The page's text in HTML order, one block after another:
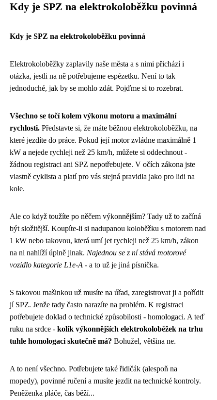
Kdy je SPZ na elektrokoloběžku povinná
Kdy je SPZ na elektrokoloběžku povinná
Elektrokoloběžky zaplavily naše města a s nimi přichází i
otázka, jestli na ně potřebujeme espézetku. Není to tak
jednoduché, jak by se mohlo zdát. Pojďme si to rozebrat.
Všechno se točí kolem výkonu motoru a maximální
rychlosti. Představte si, že máte běžnou elektrokoloběžku, na
které jezdíte do práce. Pokud její motor zvládne maximálně 1
kW a nejede rychleji než 25 km/h, můžete si oddechnout -
žádnou registraci ani SPZ nepotřebujete. V očích zákona jste
vlastně cyklista a platí pro vás stejná pravidla jako pro lidi na
kole.
Ale co když toužíte po něčem výkonnějším? Tady už to začíná
být složitější. Koupíte-li si nadupanou koloběžku s motorem nad
1 kW nebo takovou, která umí jet rychleji než 25 km/h, zákon
na ni nahlíží úplně jinak. Najednou se z ní stává motorové
vozidlo kategorie L1e-A - a to už je jiná písnička.
S takovou mašinkou už musíte na úřad, zaregistrovat ji a pořídit
jí SPZ. Jenže tady často narazíte na problém. K registraci
potřebujete doklad o technické způsobilosti - homologaci. A teď
ruku na srdce - kolik výkonnějších elektrokoloběžek na trhu
tuhle homologaci skutečně má? Bohužel, většina ne.
A to není všechno. Potřebujete také řidičák (alespoň na
mopedy), povinné ručení a musíte jezdit na technické kontroly.
Peněženka pláče, čas běží...